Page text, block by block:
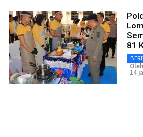
81
Oleh
14